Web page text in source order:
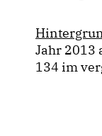
Jahr 2013
134 im